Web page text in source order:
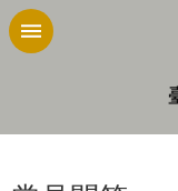
跳到主要內容區塊